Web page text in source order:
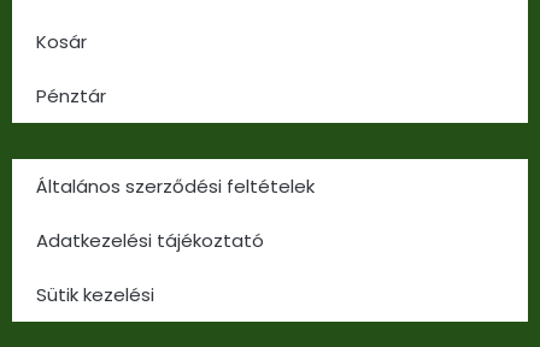
Kosár
Pénztár
Általános szerződési feltételek
Adatkezelési tájékoztató
Sütik kezelési